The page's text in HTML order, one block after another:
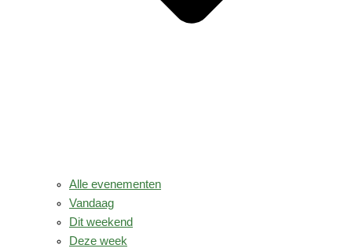
Alle evenementen
Vandaag
Dit weekend
Deze week